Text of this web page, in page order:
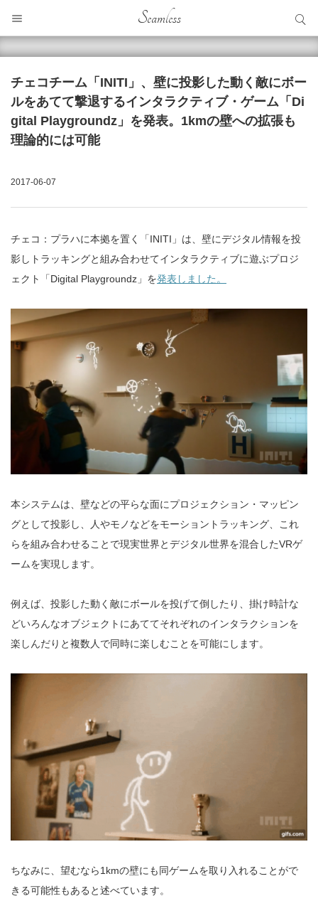
Seamless
チェコチーム「INITI」、壁に投影した動く敵にボー
ルをあてて撃退するインタラクティブ・ゲーム「Di
gital Playgroundz」を発表。1kmの壁への拡張も
理論的には可能
2017-06-07
チェコ：プラハに本拠を置く「INITI」は、壁にデジタル情報を投
影しトラッキングと組み合わせてインタラクティブに遊ぶプロジ
ェクト「Digital Playgroundz」を発表しました。
本システムは、壁などの平らな面にプロジェクション・マッピン
グとして投影し、人やモノなどをモーショントラッキング、これ
らを組み合わせることで現実世界とデジタル世界を混合したVRゲ
ームを実現します。
例えば、投影した動く敵にボールを投げて倒したり、掛け時計な
どいろんなオブジェクトにあててそれぞれのインタラクションを
楽しんだりと複数人で同時に楽しむことを可能にします。
ちなみに、望むなら1kmの壁にも同ゲームを取り入れることがで
きる可能性もあると述べています。
サイト内検索